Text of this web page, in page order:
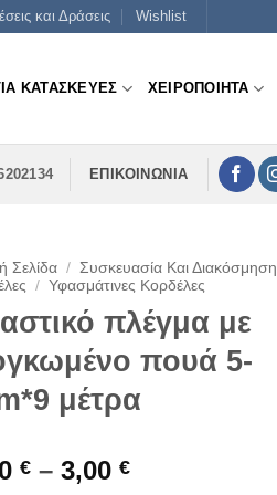
και Δράσεις Wishlist
ΚΑΤΑΣΚΕΥΕΣ ΧΕΙΡΟΠΟΙΗΤΑ
ΕΠΙΚΟΙΝΩΝΙΑ
Σελίδα / Συσκευασία Και Διακόσμηση
/ Υφασμάτινες Κορδέλες
πλέγμα με
πουά 5-
μέτρα
€ – 3,00 €Price